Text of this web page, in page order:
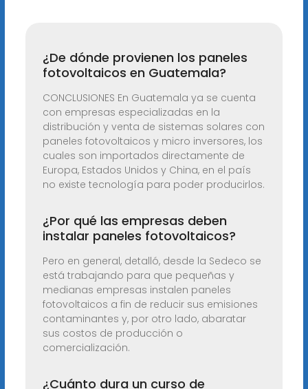
¿De dónde provienen los paneles
fotovoltaicos en Guatemala?
CONCLUSIONES En Guatemala ya se cuenta
con empresas especializadas en la
distribución y venta de sistemas solares con
paneles fotovoltaicos y micro inversores, los
cuales son importados directamente de
Europa, Estados Unidos y China, en el país
no existe tecnología para poder producirlos.
¿Por qué las empresas deben
instalar paneles fotovoltaicos?
Pero en general, detalló, desde la Sedeco se
está trabajando para que pequeñas y
medianas empresas instalen paneles
fotovoltaicos a fin de reducir sus emisiones
contaminantes y, por otro lado, abaratar
sus costos de producción o
comercialización.
¿Cuánto dura un curso de